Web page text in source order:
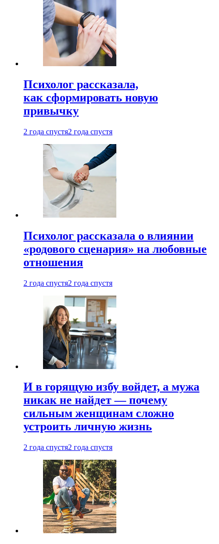
Психолог рассказала,
как сформировать новую
привычку
2 года спустя2 года спустя
Психолог рассказала о влиянии
«родового сценария» на любовные
отношения
2 года спустя2 года спустя
И в горящую избу войдет, а мужа
никак не найдет — почему
сильным женщинам сложно
устроить личную жизнь
2 года спустя2 года спустя